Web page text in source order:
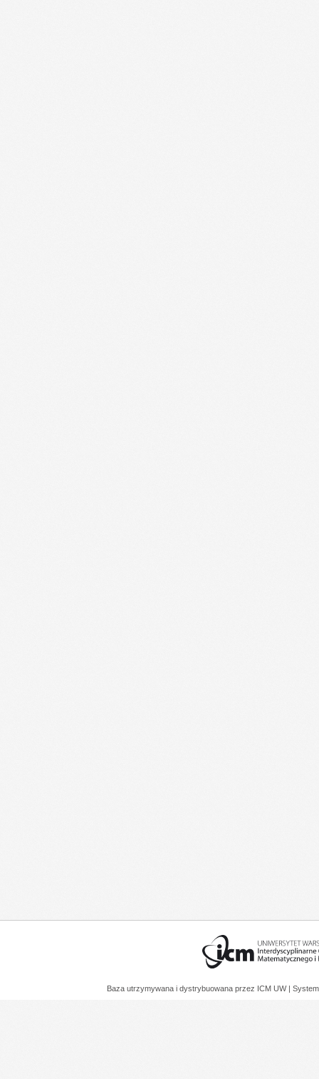
Baza utrzymywana i dystrybuowana przez ICM UW |